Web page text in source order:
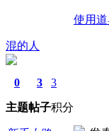
使用
混的人
0
主题
3
帖子
3
积分